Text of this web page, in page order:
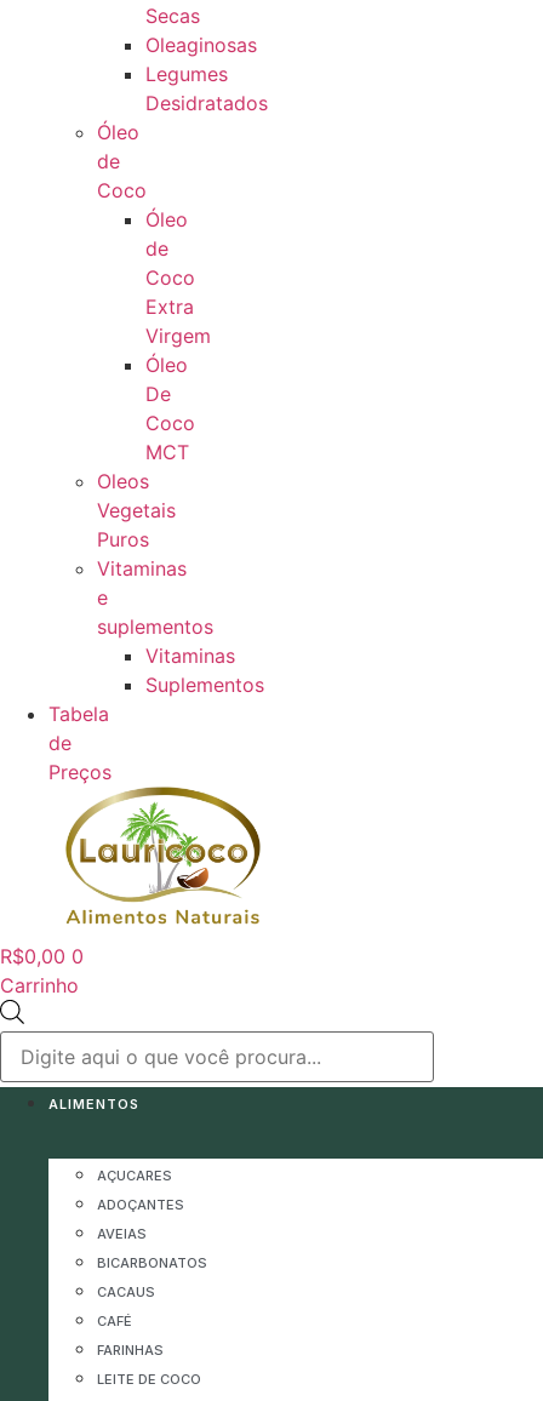
Secas
Oleaginosas
Legumes
Desidratados
Óleo
de
Coco
Óleo
de
Coco
Extra
Virgem
Óleo
De
Coco
MCT
Oleos
Vegetais
Puros
Vitaminas
e
suplementos
Vitaminas
Suplementos
Tabela
de
Preços
R$0,00 0
Carrinho
produtos
ALIMENTOS
AÇUCARES
ADOÇANTES
AVEIAS
BICARBONATOS
CACAUS
CAFÉ
FARINHAS
LEITE DE COCO